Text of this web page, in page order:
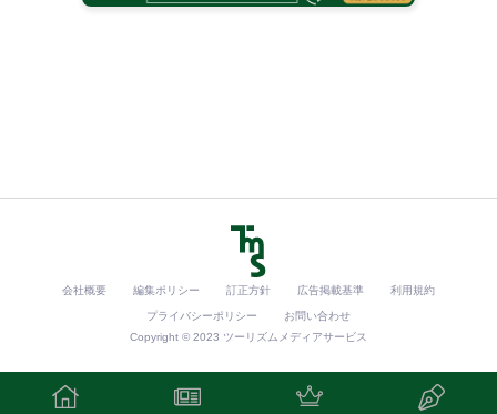
会社概要 編集ポリシー 訂正方針 広告掲載基準 利用規約
プライバシーポリシー
お問い合わせ
Copyright © 2023 ツーリズムメディアサービス